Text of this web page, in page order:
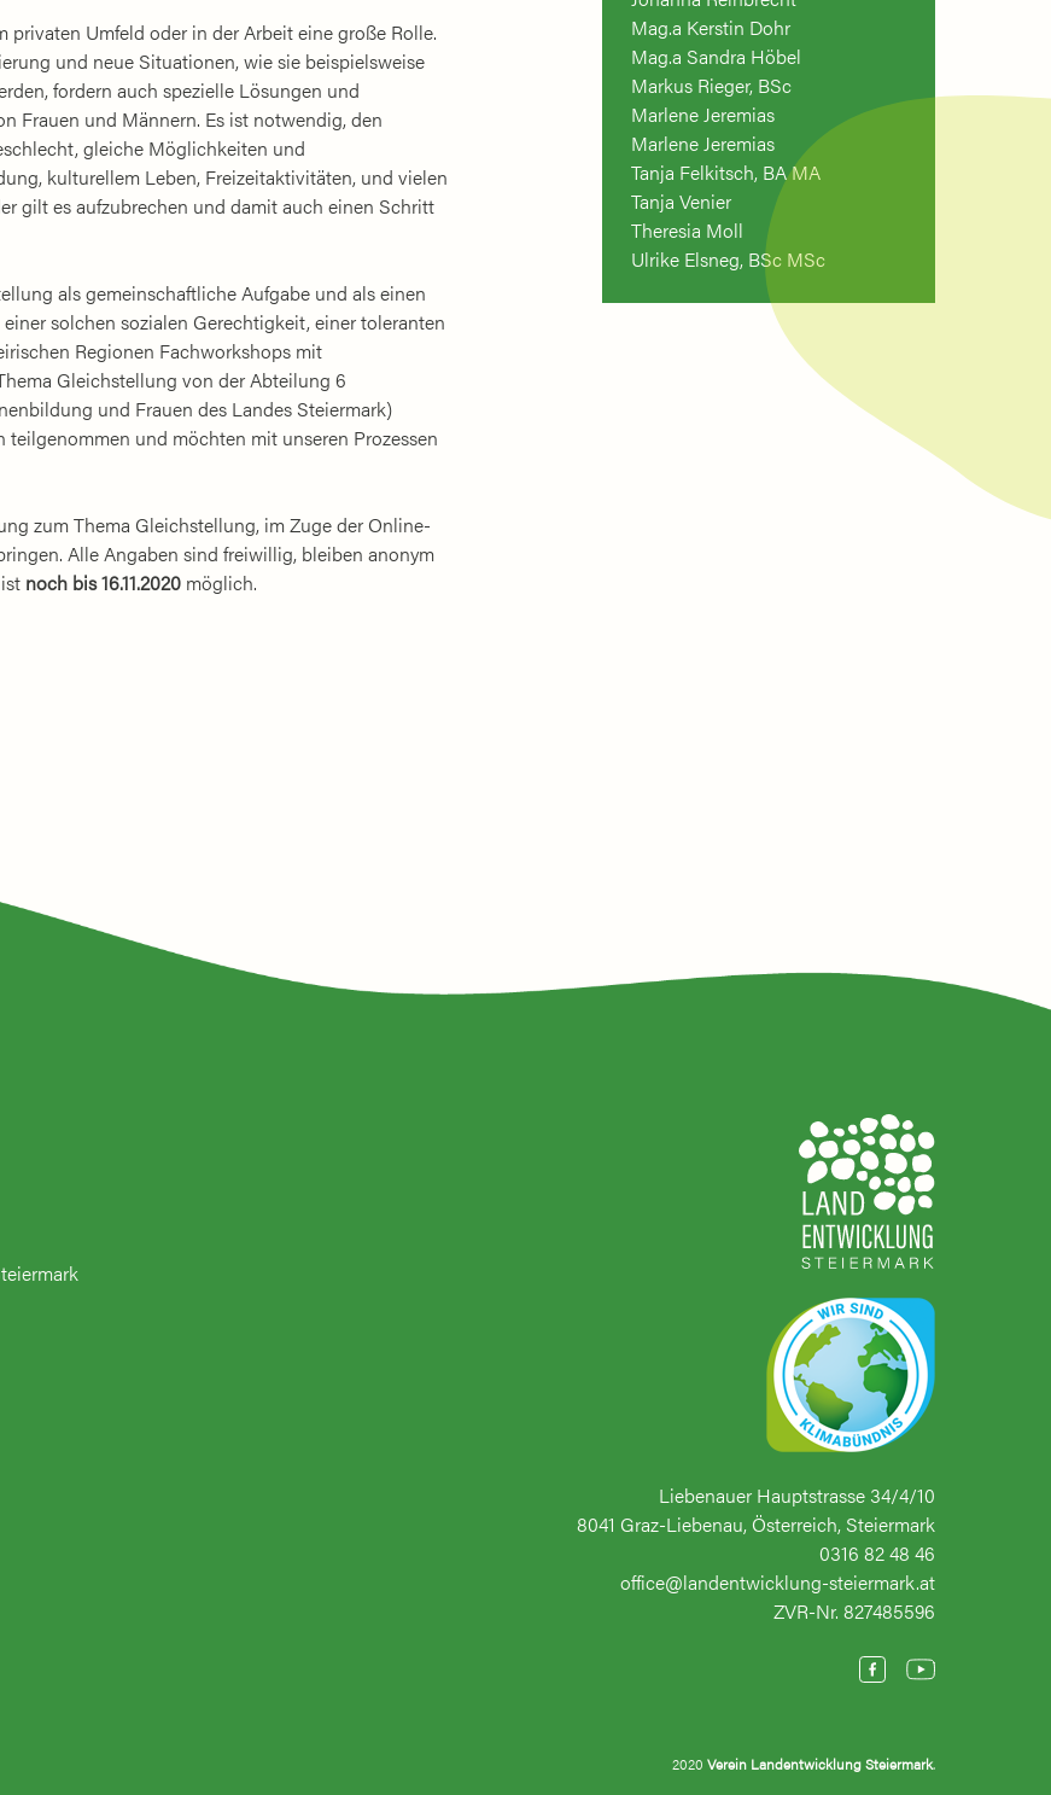
Umfeld oder in der Arbeit eine große Rolle.
und neue Situationen, wie sie beispielsweise
fordern auch spezielle Lösungen und
Frauen und Männern. Es ist notwendig, den
gleiche Möglichkeiten und
kulturellem Leben, Freizeitaktivitäten, und vielen
gilt es aufzubrechen und damit auch einen Schritt
als gemeinschaftliche Aufgabe und als einen
solchen sozialen Gerechtigkeit, einer toleranten
Regionen Fachworkshops mit
Gleichstellung von der Abteilung 6
und Frauen des Landes Steiermark)
und möchten mit unseren Prozessen
zum Thema Gleichstellung, im Zuge der Online-
Alle Angaben sind freiwillig, bleiben anonym
noch bis 16.11.2020 möglich.
Mag.a Kerstin Dohr
Mag.a Sandra Höbel
Markus Rieger, BSc
Marlene Jeremias
Marlene Jeremias
Tanja Felkitsch, BA MA
Tanja Venier
Theresia Moll
Ulrike Elsneg, BSc MSc
Liebenauer Hauptstrasse 34/4/10
8041 Graz-Liebenau, Österreich, Steiermark
0316 82 48 46
office@landentwicklung-steiermark.at
ZVR-Nr. 827485596
2020 Verein Landentwicklung Steiermark.